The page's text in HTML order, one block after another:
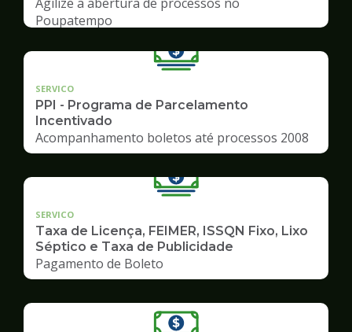
Poupatempo
SERVICO
PPI - Programa de Parcelamento
Incentivado
Acompanhamento boletos até processos 2008
SERVICO
Taxa de Licença, FEIMER, ISSQN Fixo, Lixo
Séptico e Taxa de Publicidade
Pagamento de Boleto